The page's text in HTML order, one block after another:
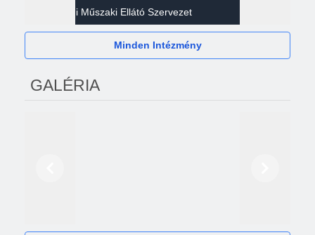
Gazdasági Műszaki Ellátó Szervezet
Minden Intézmény
GALÉRIA